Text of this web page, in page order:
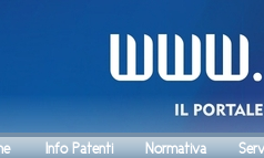
Info Patenti Normativa